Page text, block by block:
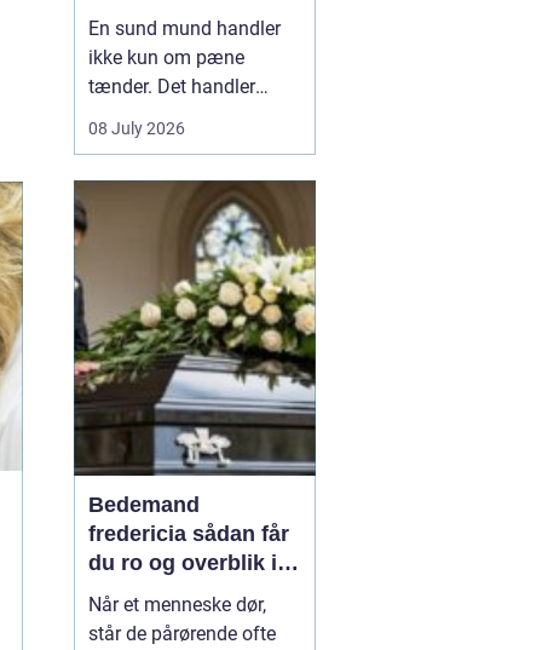
tandpleje
En sund mund handler
ikke kun om pæne
tænder. Det handler
også om at kunne spise
uden smerter, tale frit og
bekymret. For mange i
og omkring Asnæs kan
det dog være en
udfordring at finde den
rette tandlæge, især hvis
man har haft d...
08 July 2026
Bedemand
fredericia sådan får
du ro og overblik i
en svær tid
Når et menneske dør,
står de pårørende ofte